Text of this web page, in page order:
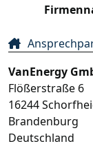
VanEnergy
Flößerstraße 6
16244
Brandenburg
Deutschland